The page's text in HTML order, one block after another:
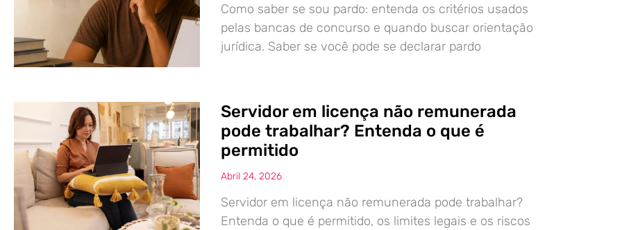
Como saber se sou pardo: entenda os critérios usados
pelas bancas de concurso e quando buscar orientação
jurídica. Saber se você pode se declarar pardo
Servidor em licença não remunerada
pode trabalhar? Entenda o que é
permitido
Abril 24, 2026
Servidor em licença não remunerada pode trabalhar?
Entenda o que é permitido, os limites legais e os riscos